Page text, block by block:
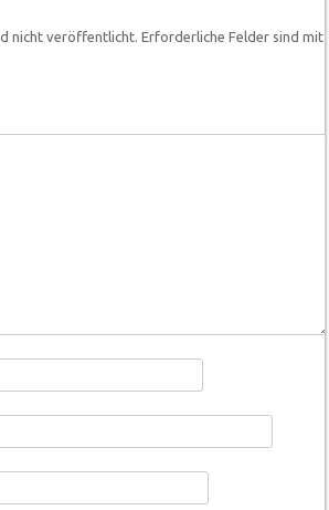
nicht veröffentlicht. Erforderliche Felder sind mit